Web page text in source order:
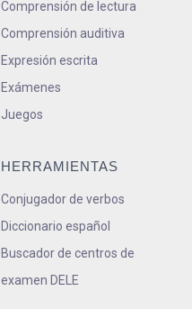
Comprensión de lectura
Comprensión auditiva
Expresión escrita
Exámenes
Juegos
HERRAMIENTAS
Conjugador de verbos
Diccionario español
Buscador de centros de
examen DELE